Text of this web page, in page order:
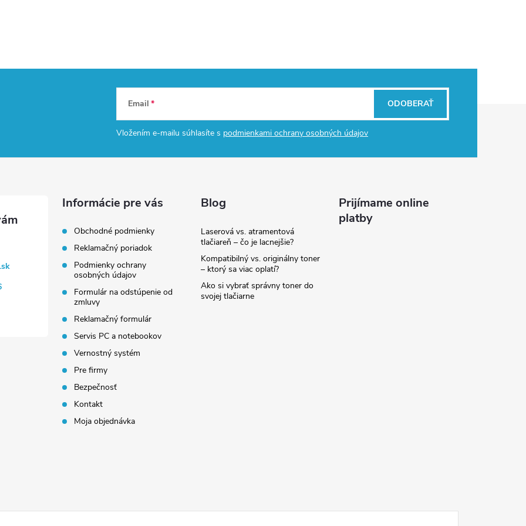
Email
Vložením e-mailu súhlasíte s podmienkami ochrany osobných údajov
ODOBERAŤ
Informácie pre vás
Obchodné podmienky
Reklamačný poriadok
Podmienky ochrany
osobných údajov
Formulár na odstúpenie od
zmluvy
Reklamačný formulár
Servis PC a notebookov
Vernostný systém
Pre firmy
Bezpečnosť
Kontakt
Moja objednávka
Blog
Laserová vs. atramentová
tlačiareň – čo je lacnejšie?
Kompatibilný vs. originálny toner
– ktorý sa viac oplatí?
Ako si vybrať správny toner do
svojej tlačiarne
Prijímame online
platby